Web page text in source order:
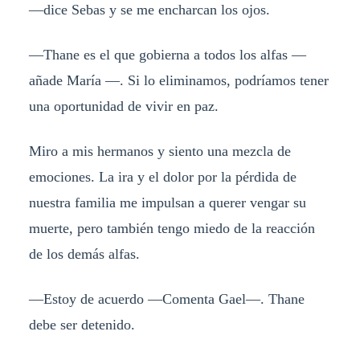
—dice Sebas y se me encharcan los ojos.
—Thane es el que gobierna a todos los alfas —
añade María —. Si lo eliminamos, podríamos tener
una oportunidad de vivir en paz.
Miro a mis hermanos y siento una mezcla de
emociones. La ira y el dolor por la pérdida de
nuestra familia me impulsan a querer vengar su
muerte, pero también tengo miedo de la reacción
de los demás alfas.
—Estoy de acuerdo —Comenta Gael—. Thane
debe ser detenido.